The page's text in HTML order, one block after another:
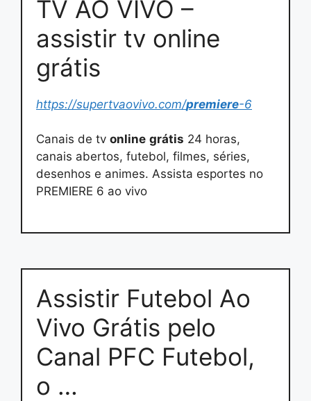
TV AO VIVO –
assistir tv online
grátis
https://supertvaovivo.com/premiere-6
Canais de tv online grátis 24 horas,
canais abertos, futebol, filmes, séries,
desenhos e animes. Assista esportes no
PREMIERE 6 ao vivo
Assistir Futebol Ao
Vivo Grátis pelo
Canal PFC Futebol,
o …